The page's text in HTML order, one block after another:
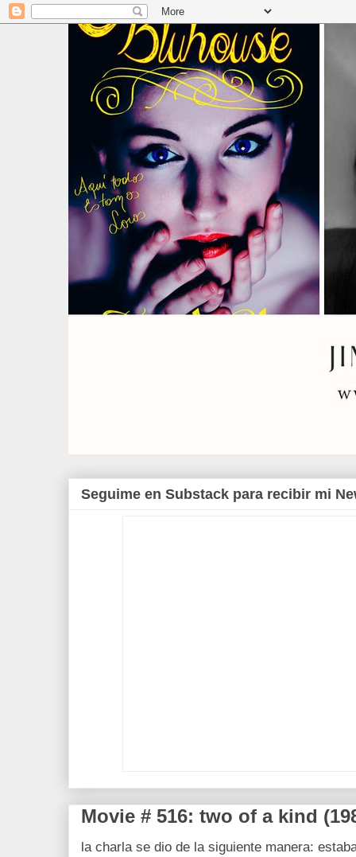
Seguime en Substack para recibir mi
Movie # 516: two of a kind
la charla se dio de la siguiente manera: